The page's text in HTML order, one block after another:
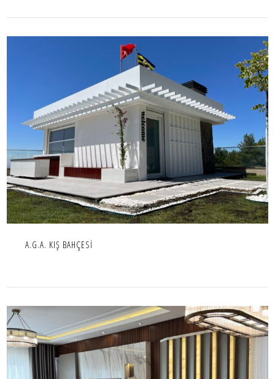
A.G.A. KIŞ BAHÇESİ
İÇ MEKAN,IC MEKAN,KARMA KULLANIM,PROJE
A.G.A. KIŞ BAHÇESİ